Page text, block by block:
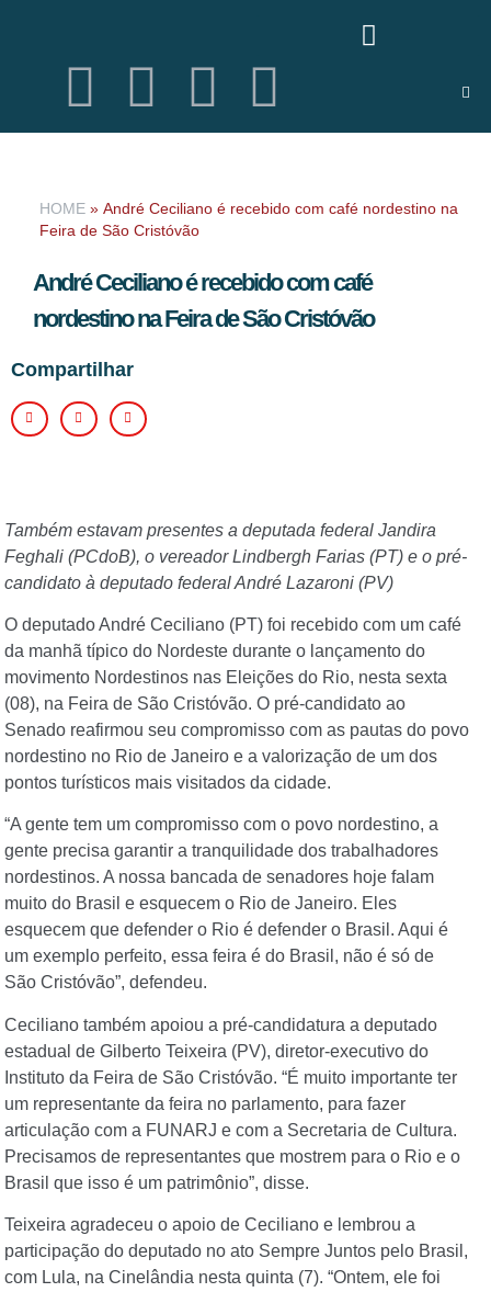
HOME » André Ceciliano é recebido com café nordestino na
Feira de São Cristóvão
André Ceciliano é recebido com café
nordestino na Feira de São Cristóvão
Compartilhar
Também estavam presentes a deputada federal Jandira
Feghali (PCdoB), o vereador Lindbergh Farias (PT) e o pré-
candidato à deputado federal André Lazaroni (PV)
O deputado André Ceciliano (PT) foi recebido com um café
da manhã típico do Nordeste durante o lançamento do
movimento Nordestinos nas Eleições do Rio, nesta sexta
(08), na Feira de São Cristóvão. O pré-candidato ao
Senado reafirmou seu compromisso com as pautas do povo
nordestino no Rio de Janeiro e a valorização de um dos
pontos turísticos mais visitados da cidade.
“A gente tem um compromisso com o povo nordestino, a
gente precisa garantir a tranquilidade dos trabalhadores
nordestinos. A nossa bancada de senadores hoje falam
muito do Brasil e esquecem o Rio de Janeiro. Eles
esquecem que defender o Rio é defender o Brasil. Aqui é
um exemplo perfeito, essa feira é do Brasil, não é só de
São Cristóvão”, defendeu.
Ceciliano também apoiou a pré-candidatura a deputado
estadual de Gilberto Teixeira (PV), diretor-executivo do
Instituto da Feira de São Cristóvão. “É muito importante ter
um representante da feira no parlamento, para fazer
articulação com a FUNARJ e com a Secretaria de Cultura.
Precisamos de representantes que mostrem para o Rio e o
Brasil que isso é um patrimônio”, disse.
Teixeira agradeceu o apoio de Ceciliano e lembrou a
participação do deputado no ato Sempre Juntos pelo Brasil,
com Lula, na Cinelândia nesta quinta (7). “Ontem, ele foi